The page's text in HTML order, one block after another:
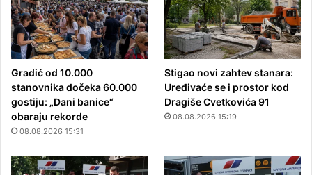
Gradić od 10.000
stanovnika dočeka 60.000
gostiju: „Dani banice“
obaraju rekorde
08.08.2026 15:31
Stigao novi zahtev stanara:
Uređivaće se i prostor kod
Dragiše Cvetkovića 91
08.08.2026 15:19